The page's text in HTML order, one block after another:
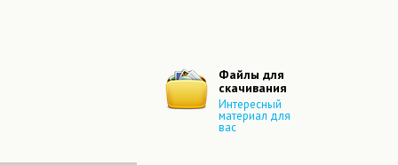
Файлы для
скачивания
Интересный
материал для
вас